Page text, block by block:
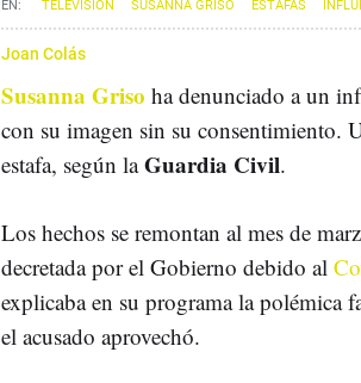
TELEVISIÓN SUSANNA GRISO ESTAFAS
Joan Colás
Susanna Griso ha denunciado a un
con su imagen sin su consentimiento.
estafa, según laGuardia Civil.
Los hechos se remontan al mes de
decretada por el Gobierno debido al
explicaba en su programa la polémica
el acusado aprovechó.